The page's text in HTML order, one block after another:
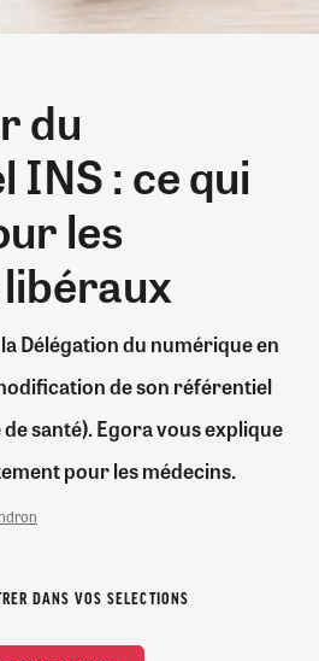
du
: ce qui
les
Délégation du numérique en
de son référentiel
santé). Egora vous explique
pour les médecins.
DANS VOS SELECTIONS